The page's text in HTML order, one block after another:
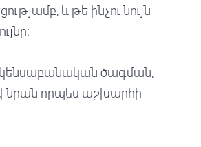
և թե ինչու նույն
կենսաբանական ծագման,
նրան որպես աշխարհի